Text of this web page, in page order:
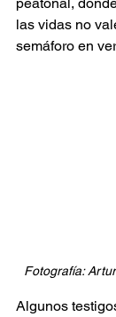
las vidas no
semáforo en
Fotografía:
Algunos